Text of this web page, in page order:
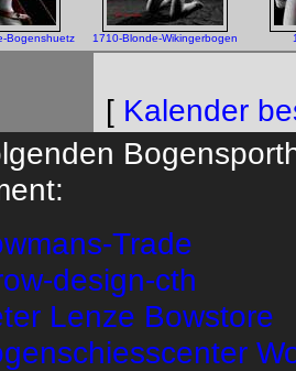
Bogenshuetz 1710-Blonde-Wikingerbogen
[ Kalender
Trade
design-cth
Lenze Bowstore